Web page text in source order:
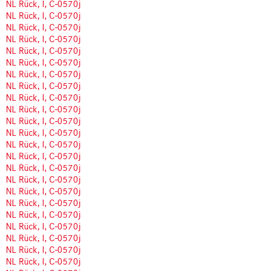
NL Rück, I, C-0570j
NL Rück, I, C-0570j
NL Rück, I, C-0570j
NL Rück, I, C-0570j
NL Rück, I, C-0570j
NL Rück, I, C-0570j
NL Rück, I, C-0570j
NL Rück, I, C-0570j
NL Rück, I, C-0570j
NL Rück, I, C-0570j
NL Rück, I, C-0570j
NL Rück, I, C-0570j
NL Rück, I, C-0570j
NL Rück, I, C-0570j
NL Rück, I, C-0570j
NL Rück, I, C-0570j
NL Rück, I, C-0570j
NL Rück, I, C-0570j
NL Rück, I, C-0570j
NL Rück, I, C-0570j
NL Rück, I, C-0570j
NL Rück, I, C-0570j
NL Rück, I, C-0570j